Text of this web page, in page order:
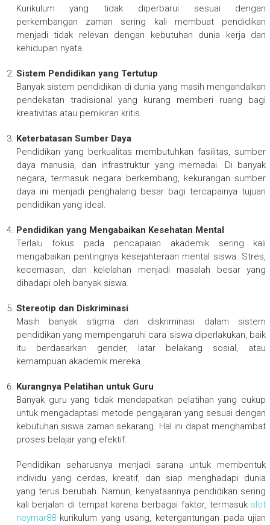
Kurikulum yang tidak diperbarui sesuai dengan
perkembangan zaman sering kali membuat pendidikan
menjadi tidak relevan dengan kebutuhan dunia kerja dan
kehidupan nyata.
Sistem Pendidikan yang Tertutup
Banyak sistem pendidikan di dunia yang masih mengandalkan
pendekatan tradisional yang kurang memberi ruang bagi
kreativitas atau pemikiran kritis.
Keterbatasan Sumber Daya
Pendidikan yang berkualitas membutuhkan fasilitas, sumber
daya manusia, dan infrastruktur yang memadai. Di banyak
negara, termasuk negara berkembang, kekurangan sumber
daya ini menjadi penghalang besar bagi tercapainya tujuan
pendidikan yang ideal.
Pendidikan yang Mengabaikan Kesehatan Mental
Terlalu fokus pada pencapaian akademik sering kali
mengabaikan pentingnya kesejahteraan mental siswa. Stres,
kecemasan, dan kelelahan menjadi masalah besar yang
dihadapi oleh banyak siswa.
Stereotip dan Diskriminasi
Masih banyak stigma dan diskriminasi dalam sistem
pendidikan yang mempengaruhi cara siswa diperlakukan, baik
itu berdasarkan gender, latar belakang sosial, atau
kemampuan akademik mereka.
Kurangnya Pelatihan untuk Guru
Banyak guru yang tidak mendapatkan pelatihan yang cukup
untuk mengadaptasi metode pengajaran yang sesuai dengan
kebutuhan siswa zaman sekarang. Hal ini dapat menghambat
proses belajar yang efektif.
Pendidikan seharusnya menjadi sarana untuk membentuk
individu yang cerdas, kreatif, dan siap menghadapi dunia
yang terus berubah. Namun, kenyataannya pendidikan sering
kali berjalan di tempat karena berbagai faktor, termasuk slot
neymar88kurikulum yang usang, ketergantungan pada ujian